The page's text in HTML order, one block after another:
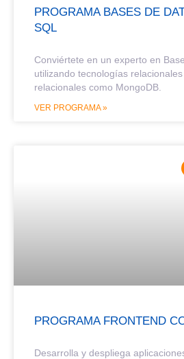
PROGRAMA BASES DE
SQL
Conviértete en un experto en
utilizando tecnologías
relacionales como MongoDB.
VER PROGRAMA »
PROGRAMA FRONTEND
Desarrolla y despliega